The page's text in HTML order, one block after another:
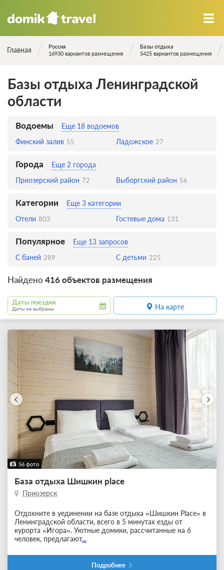
Главная
Россия
16930 вариантов размещения
Базы отдыха
5425 вариантов размещения
Базы отдыха Ленинградской
области
Водоемы
Еще 18 водоемов
Финский залив 55 Ладожское 27
Города
Еще 2 города
Приозерский район 72 Выборгский район 56
Категории
Еще 3 категории
Отели 803 Гостевые дома 131
Популярное
Еще 13 запросов
С баней 289 С детьми 225
Найдено 416 объектов размещения
Даты поездки
Даты не выбраны На карте
56 фото
База отдыха Шишкин place
Приозерск
Отдохните в уединении на базе отдыха «Шишкин Place» в
Ленинградской области, всего в 5 минутах езды от
курорта «Игора». Уютные домики, рассчитанные на 6
человек, предлагают...
Подробнее